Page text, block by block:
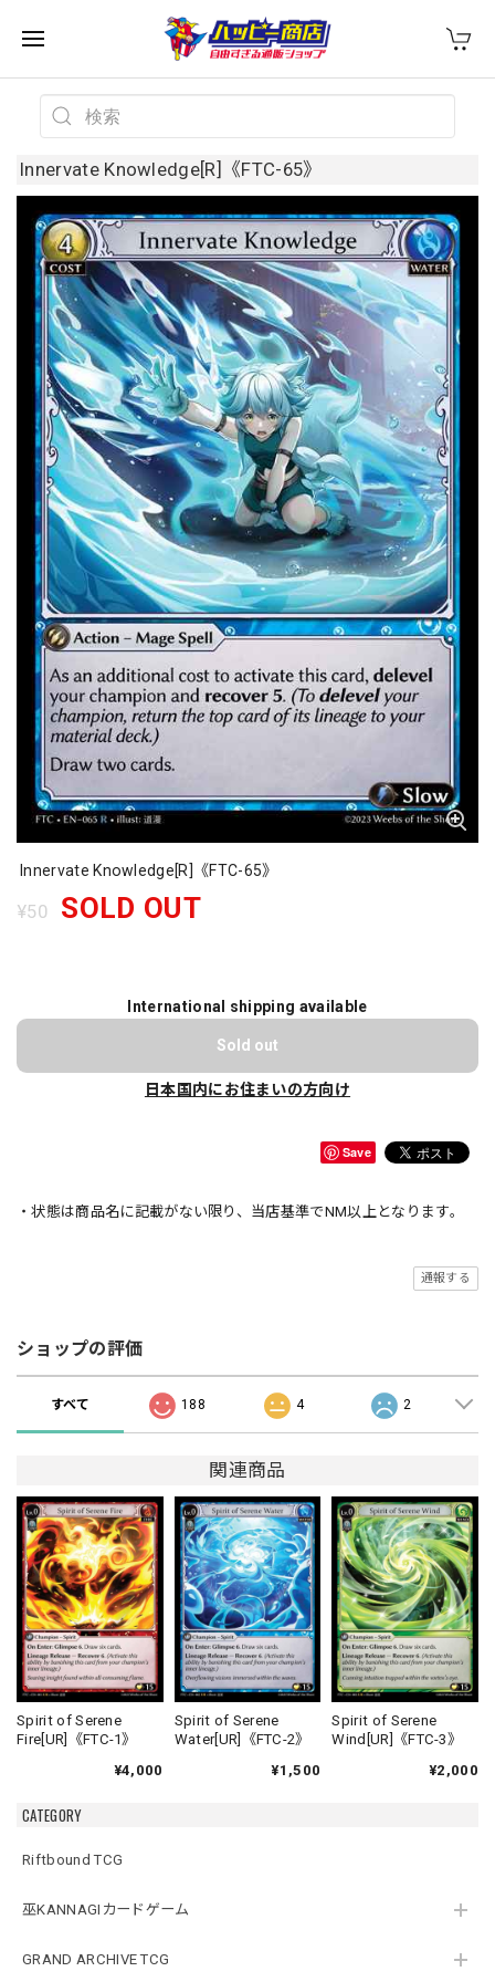
CATEGORY
Riftbound TCG
巫KANNAGIカードゲーム
GRAND ARCHIVE TCG
Innervate Knowledge[R]《FTC-65》
Innervate Knowledge[R]《FTC-65》
¥50 SOLD OUT
International shipping available
Sold out
日本国内にお住まいの方向け
Save
・状態は商品名に記載がない限り、当店基準でNM以上となります。
通報する
ショップの評価
すべて 188 4 2
関連商品
Spirit of Serene
Fire[UR]《FTC-1》
¥4,000
Spirit of Serene
Water[UR]《FTC-2》
¥1,500
Spirit of Serene
Wind[UR]《FTC-3》
¥2,000